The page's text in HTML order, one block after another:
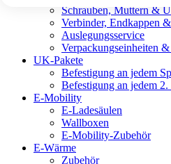
Schrauben, Muttern &
Verbinder, Endkappen
Auslegungsservice
Verpackungseinheiten
UK-Pakete
Befestigung an jedem
Befestigung an jedem 2.
E-Mobility
E-Ladesäulen
Wallboxen
E-Mobility-Zubehör
E-Wärme
Zubehör